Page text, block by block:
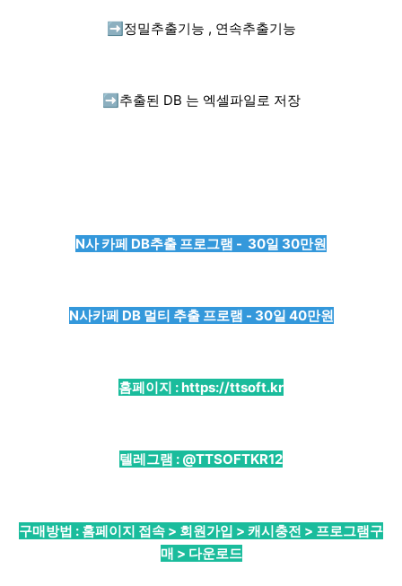
➡️ 정밀추출기능 , 연속추출기능
➡️ 추출된 DB 는 엑셀파일로 저장
N사 카페 DB추출 프로그램 - 30일 30만원
N사카페 DB 멀티 추출 프로램 - 30일 40만원
홈페이지 :https://ttsoft.kr
텔레그램 : @TTSOFTKR12
구매방법 : 홈페이지 접속 > 회원가입 > 캐시충전 > 프로그램구
매 > 다운로드